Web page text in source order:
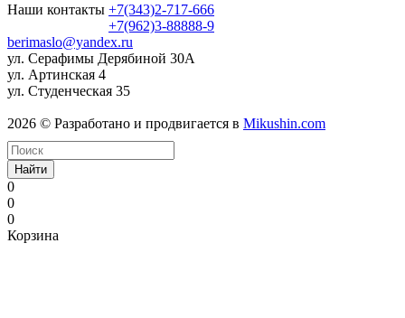
Наши контакты +7(343)2-717-666
+7(962)3-88888-9
berimaslo@yandex.ru
ул. Серафимы Дерябиной 30А
ул. Артинская 4
ул. Студенческая 35
2026 © Разработано и продвигается в Mikushin.com
Найти
0
0
0
Корзина